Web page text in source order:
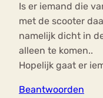
Is er iemand die
met de scooter
namelijk dicht in
alleen te komen..
Hopelijk gaat er
Beantwoorden